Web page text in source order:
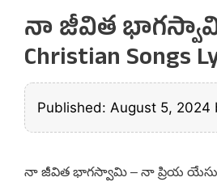
నా జీవిత భాగస్వామి
Christian Songs
Published: August 5, 2024
నా జీవిత భాగస్వామి – నా ప్రియ